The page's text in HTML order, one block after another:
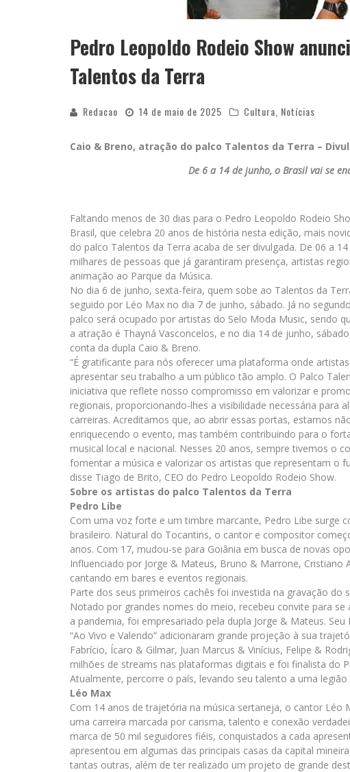
Pedro Leopoldo Rodeio Show
Talentos da Terra
Redacao 14 de maio de 2025 Cultura Notícias
Caio & Breno, atração do palco Talentos da Terra –
De 6 a 14 de junho, o Brasil vai se
Faltando menos de 30 dias para o Pedro Leopoldo Rodeio
Brasil, que celebra 20 anos de história nesta edição, mais
do palco Talentos da Terra acaba de ser divulgada. De 06 a
milhares de pessoas que já garantiram presença, artistas
animação ao Parque da Música.
No dia 6 de junho, sexta-feira, quem sobe ao Talentos da
seguido por Léo Max no dia 7 de junho, sábado. Já no
palco será ocupado por artistas do Selo Moda Music, sendo
a atração é Thayná Vasconcelos, e no dia 14 de junho,
conta da dupla Caio & Breno.
“É gratificante para nós oferecer uma plataforma onde
apresentar seu trabalho a um público tão amplo. O Palco
iniciativa que reflete nosso compromisso em valorizar e
regionais, proporcionando-lhes a visibilidade necessária para
carreiras. Acreditamos que, ao abrir essas portas, estamos
enriquecendo o evento, mas também contribuindo para o
musical local e nacional. Nesses 20 anos, sempre tivemos o
fomentar a música e valorizar os artistas que representam o
disse Tiago de Brito, CEO do Pedro Leopoldo Rodeio Show.
Sobre os artistas do palco Talentos da Terra
Pedro Libe
Com uma voz forte e um timbre marcante, Pedro Libe surge
brasileiro. Natural do Tocantins, o cantor e compositor
anos. Com 17, mudou-se para Goiânia em busca de novas
Influenciado por Jorge & Mateus, Bruno & Marrone,
cantando em bares e eventos regionais.
Parte dos seus primeiros cachês foi investida na gravação do
Notado por grandes nomes do meio, recebeu convite para
a pandemia, foi empresariado pela dupla Jorge & Mateus.
“Ao Vivo e Valendo” adicionaram grande projeção à sua
Fabrício, Ícaro & Gilmar, Juan Marcus & Vinícius, Felipe &
milhões de streams nas plataformas digitais e foi finalista do
Atualmente, percorre o país, levando seu talento a uma legião
Léo Max
Com 14 anos de trajetória na música sertaneja, o cantor Léo
uma carreira marcada por carisma, talento e conexão
marca de 50 mil seguidores fiéis, conquistados a cada
apresentou em algumas das principais casas da capital
tantas outras, além de ter realizado um projeto de grande